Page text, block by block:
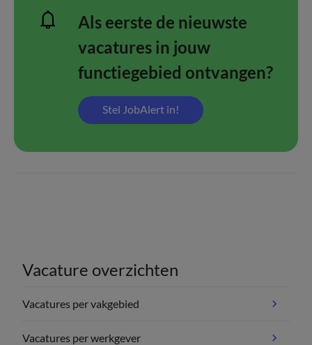
Als eerste de nieuwste
vacatures in jouw
functiegebied ontvangen?
Stel JobAlert in!
Vacature overzichten
Vacatures per vakgebied
Vacatures per werkgever